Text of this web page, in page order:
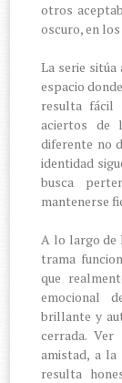
otros
oscuro, en
La serie sitúa
espacio
resulta fácil
aciertos de
diferente no
identidad
busca
mantenerse
A lo largo de
trama
que
emocional
brillante y
cerrada.
amistad, a la
resulta